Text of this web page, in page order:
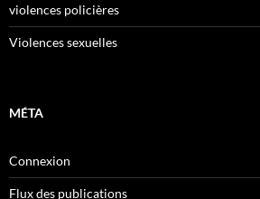
violences policières
Violences sexuelles
MÉTA
Connexion
Flux des publications